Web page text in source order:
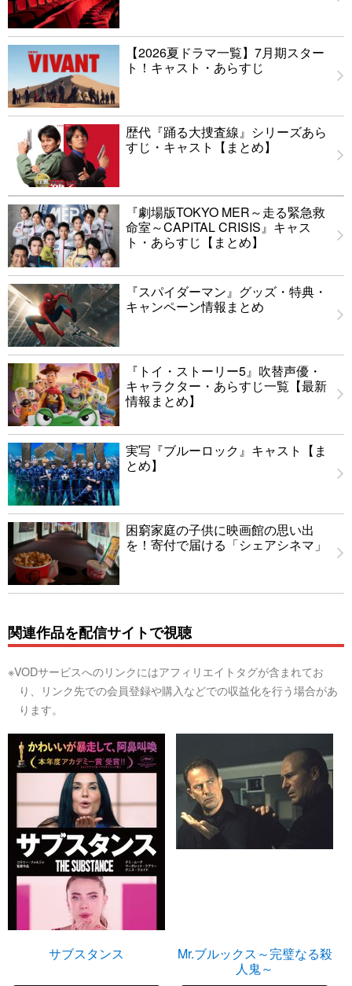
【2026夏ドラマ一覧】7月期スター
ト！キャスト・あらすじ
歴代『踊る大捜査線』シリーズあら
すじ・キャスト【まとめ】
『劇場版TOKYO MER～走る緊急救
命室～CAPITAL CRISIS』キャス
ト・あらすじ【まとめ】
『スパイダーマン』グッズ・特典・
キャンペーン情報まとめ
『トイ・ストーリー5』吹替声優・
キャラクター・あらすじ一覧【最新
情報まとめ】
実写『ブルーロック』キャスト【ま
とめ】
困窮家庭の子供に映画館の思い出
を！寄付で届ける「シェアシネマ」
関連作品を配信サイトで視聴
※VODサービスへのリンクにはアフィリエイトタグが含まれてお
り、リンク先での会員登録や購入などでの収益化を行う場合があ
ります。
サブスタンス
Mr.ブルックス～完璧なる殺
人鬼～